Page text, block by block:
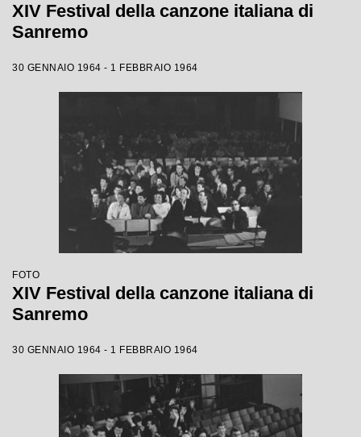
XIV Festival della canzone italiana di
Sanremo
30 GENNAIO 1964 - 1 FEBBRAIO 1964
FOTO
XIV Festival della canzone italiana di
Sanremo
30 GENNAIO 1964 - 1 FEBBRAIO 1964